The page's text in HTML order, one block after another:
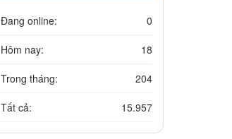
Đang online: 0
Hôm nay: 18
Trong tháng: 204
Tất cả: 15.957